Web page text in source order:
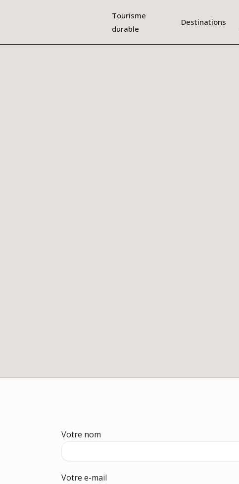
Tourisme
durable
Destinations
Votre nom
Votre e-mail